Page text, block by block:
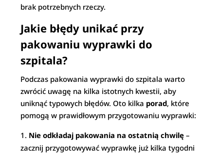
brak potrzebnych rzeczy.
Jakie błędy unikać przy
pakowaniu wyprawki do
szpitala?
Podczas pakowania wyprawki do szpitala warto
zwrócić uwagę na kilka istotnych kwestii, aby
uniknąć typowych błędów. Oto kilka porad, które
pomogą w prawidłowym przygotowaniu wyprawki:
Nie odkładaj pakowania na ostatnią chwilę –
zacznij przygotowywać wyprawkę już kilka tygodni